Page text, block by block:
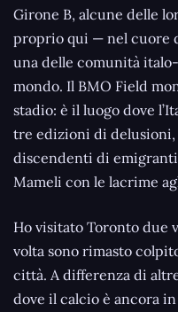
Girone B, alcune delle
proprio qui — nel cuore
una delle comunità
mondo. Il BMO Field
stadio: è il luogo dove
tre edizioni di
discendenti di
Mameli con le lacrime
Ho visitato Toronto due
volta sono rimasto
città. A differenza di
dove il calcio è ancora